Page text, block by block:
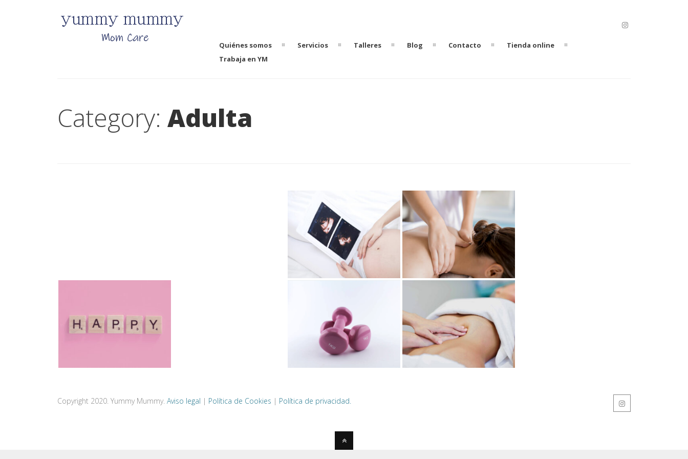
Quiénes somos Servicios Talleres Blog Contacto
Tienda online
Trabaja en YM
Category: Adulta
Copyright 2020. Yummy Mummy. Aviso legal | Política de Cookies | Política de privacidad.